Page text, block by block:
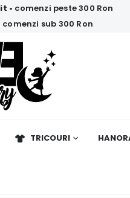
• comenzi peste 300 Ron
comenzi sub 300 Ron
TRICOURI